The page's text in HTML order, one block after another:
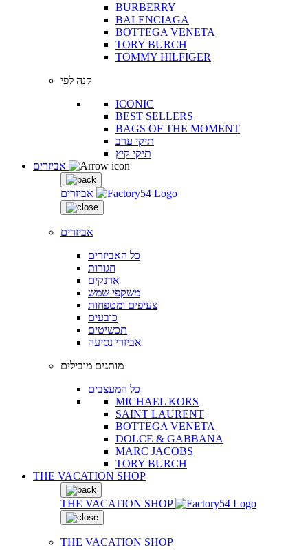
BURBERRY
BALENCIAGA
BOTTEGA VENETA
TORY BURCH
TOMMY HILFIGER
קנה לפי
ICONIC
BEST SELLERS
BAGS OF THE MOMENT
תיקי ערב
תיקי קיץ
אביזרים
אביזרים
כל האביזרים
חגורות
ארנקים
משקפי שמש
צעיפים ומטפחות
כובעים
תכשיטים
אביזרי נסיעה
מותגים מובילים
כל המעצבים
MICHAEL KORS
SAINT LAURENT
BOTTEGA VENETA
DOLCE & GABBANA
MARC JACOBS
TORY BURCH
THE VACATION SHOP
THE VACATION SHOP
THE VACATION SHOP